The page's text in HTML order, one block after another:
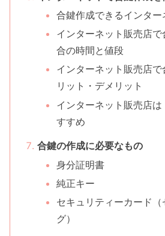
合鍵作成できるインタ
インターネット販売店
合の時間と値段
インターネット販売店で
リット・デメリット
インターネット販売店
すすめ
合鍵の作成に必要なもの
身分証明書
純正キー
セキュリティーカード（
グ）